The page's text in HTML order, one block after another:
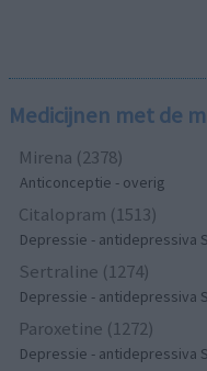
Medicijnen met de
Mirena (2378)
Anticonceptie - overig
Citalopram (1513)
Depressie - antidepressiva
Sertraline (1274)
Depressie - antidepressiva
Paroxetine (1272)
Depressie - antidepressiva